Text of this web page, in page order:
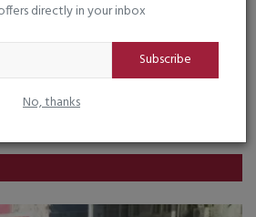
directly in your inbox
Subscribe
No, thanks
Instagram